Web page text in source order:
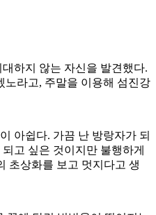
하지 않는 자신을 발견했다.
노라고, 주말을 이용해 섬진강
아쉽다. 가끔 난 방랑자가 되
고 싶은 것이지만 불행하게
초상화를 보고 멋지다고 생